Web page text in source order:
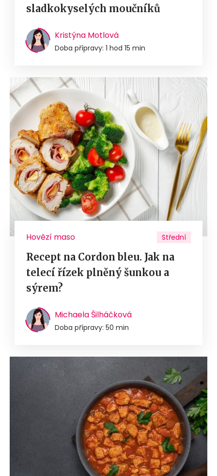
sladkokyselých moučníků
Kristýna Motlová
Doba přípravy: 1 hod 15 min
Hovězí maso Střední
Recept na Cordon bleu. Jak na
telecí řízek plněný šunkou a
sýrem?
Michaela Šilháčková
Doba přípravy: 50 min